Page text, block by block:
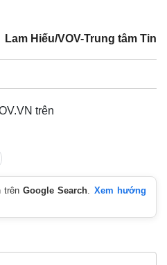
Giá vàng
Lam Hiếu/VOV-Trung tâm Tin
trên
trênGoogle Search. Xem hướng